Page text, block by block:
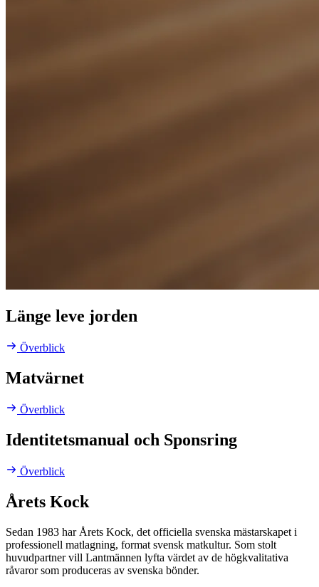
Länge leve jorden
Överblick
Matvärnet
Överblick
Identitetsmanual och Sponsring
Överblick
Årets Kock
Sedan 1983 har Årets Kock, det officiella svenska mästarskapet i
professionell matlagning, format svensk matkultur. Som stolt
huvudpartner vill Lantmännen lyfta värdet av de högkvalitativa
råvaror som produceras av svenska bönder.